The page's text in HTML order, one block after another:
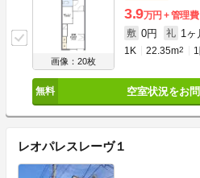
画像：20枚
3.9万円 管理費
敷 0円 礼 1ヶ
1K 22.35m2
空室状況をお
レオパレスレーヴ１